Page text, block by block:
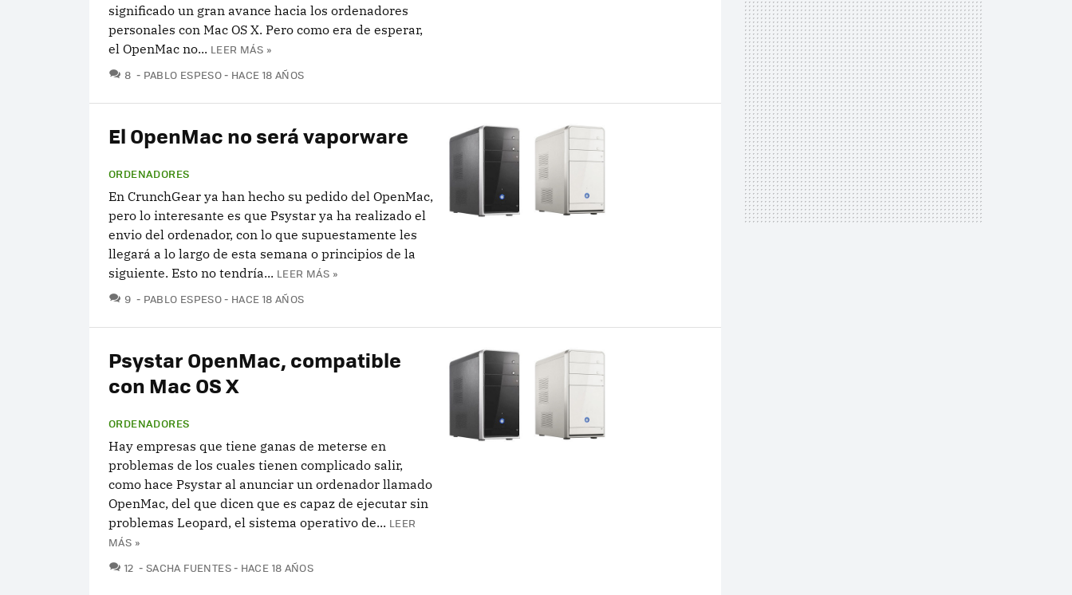
significado un gran avance hacia los ordenadores
personales con Mac OS X. Pero como era de esperar,
el OpenMac no... LEER MÁS »
8 COMENTARIOS
PABLO ESPESO HACE 18 AÑOS
El OpenMac no será vaporware
ORDENADORES
En CrunchGear ya han hecho su pedido del OpenMac,
pero lo interesante es que Psystar ya ha realizado el
envio del ordenador, con lo que supuestamente les
llegará a lo largo de esta semana o principios de la
siguiente. Esto no tendría... LEER MÁS »
9 COMENTARIOS
PABLO ESPESO HACE 18 AÑOS
Psystar OpenMac, compatible
con Mac OS X
ORDENADORES
Hay empresas que tiene ganas de meterse en
problemas de los cuales tienen complicado salir,
como hace Psystar al anunciar un ordenador llamado
OpenMac, del que dicen que es capaz de ejecutar sin
problemas Leopard, el sistema operativo de... LEER
MÁS »
12 COMENTARIOS
SACHA FUENTES HACE 18 AÑOS